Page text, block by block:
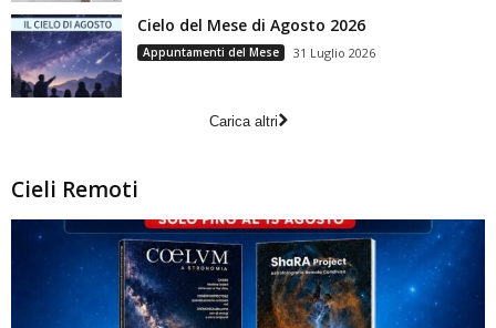
Cielo del Mese di Agosto 2026
Appuntamenti del Mese 31 Luglio 2026
Carica altri
Cieli Remoti